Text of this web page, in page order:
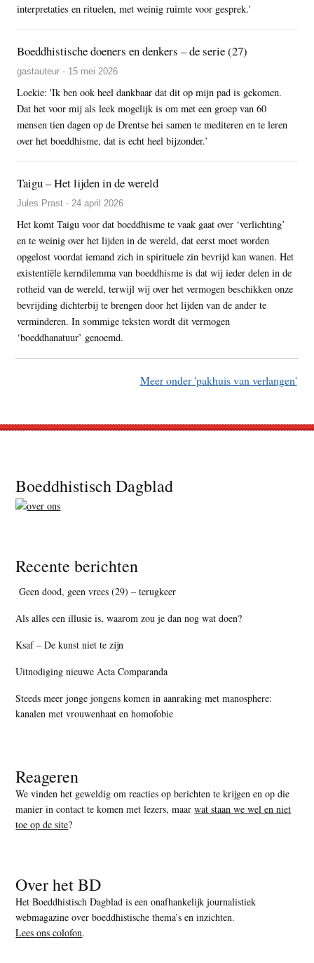
interpretaties en rituelen, met weinig ruimte voor gesprek.'
Boeddhistische doeners en denkers – de serie (27)
gastauteur - 15 mei 2026
Loekie: 'Ik ben ook heel dankbaar dat dit op mijn pad is gekomen.
Dat het voor mij als leek mogelijk is om met een groep van 60
mensen tien dagen op de Drentse hei samen te mediteren en te leren
over het boeddhisme, dat is echt heel bijzonder.’
Taigu – Het lijden in de wereld
Jules Prast - 24 april 2026
Het komt Taigu voor dat boeddhisme te vaak gaat over ‘verlichting’
en te weinig over het lijden in de wereld, dat eerst moet worden
opgelost voordat iemand zich in spirituele zin bevrijd kan wanen. Het
existentiële kerndilemma van boeddhisme is dat wij ieder delen in de
rotheid van de wereld, terwijl wij over het vermogen beschikken onze
bevrijding dichterbij te brengen door het lijden van de ander te
verminderen. In sommige teksten wordt dit vermogen
‘boeddhanatuur’ genoemd.
Meer onder 'pakhuis van verlangen'
Footer
Boeddhistisch Dagblad
Recente berichten
Geen dood, geen vrees (29) – terugkeer
Als alles een illusie is, waarom zou je dan nog wat doen?
Ksaf – De kunst niet te zijn
Uitnodiging nieuwe Acta Comparanda
Steeds meer jonge jongens komen in aanraking met manosphere:
kanalen met vrouwenhaat en homofobie
Reageren
We vinden het geweldig om reacties op berichten te krijgen en op die
manier in contact te komen met lezers, maarwat staan we wel en niet
toe op de site?
Over het BD
Het Boeddhistisch Dagblad is een onafhankelijk journalistiek
webmagazine over boeddhistische thema’s en inzichten.
Lees ons colofon.